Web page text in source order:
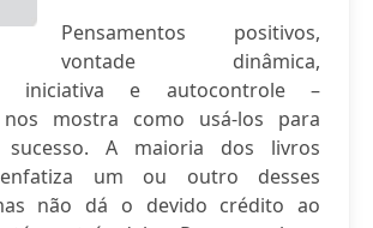
Pensamentos positivos,
vontade dinâmica,
iniciativa e autocontrole –
nos mostra como usá-los para
A maioria dos livros
um ou outro desses
não dá o devido crédito ao